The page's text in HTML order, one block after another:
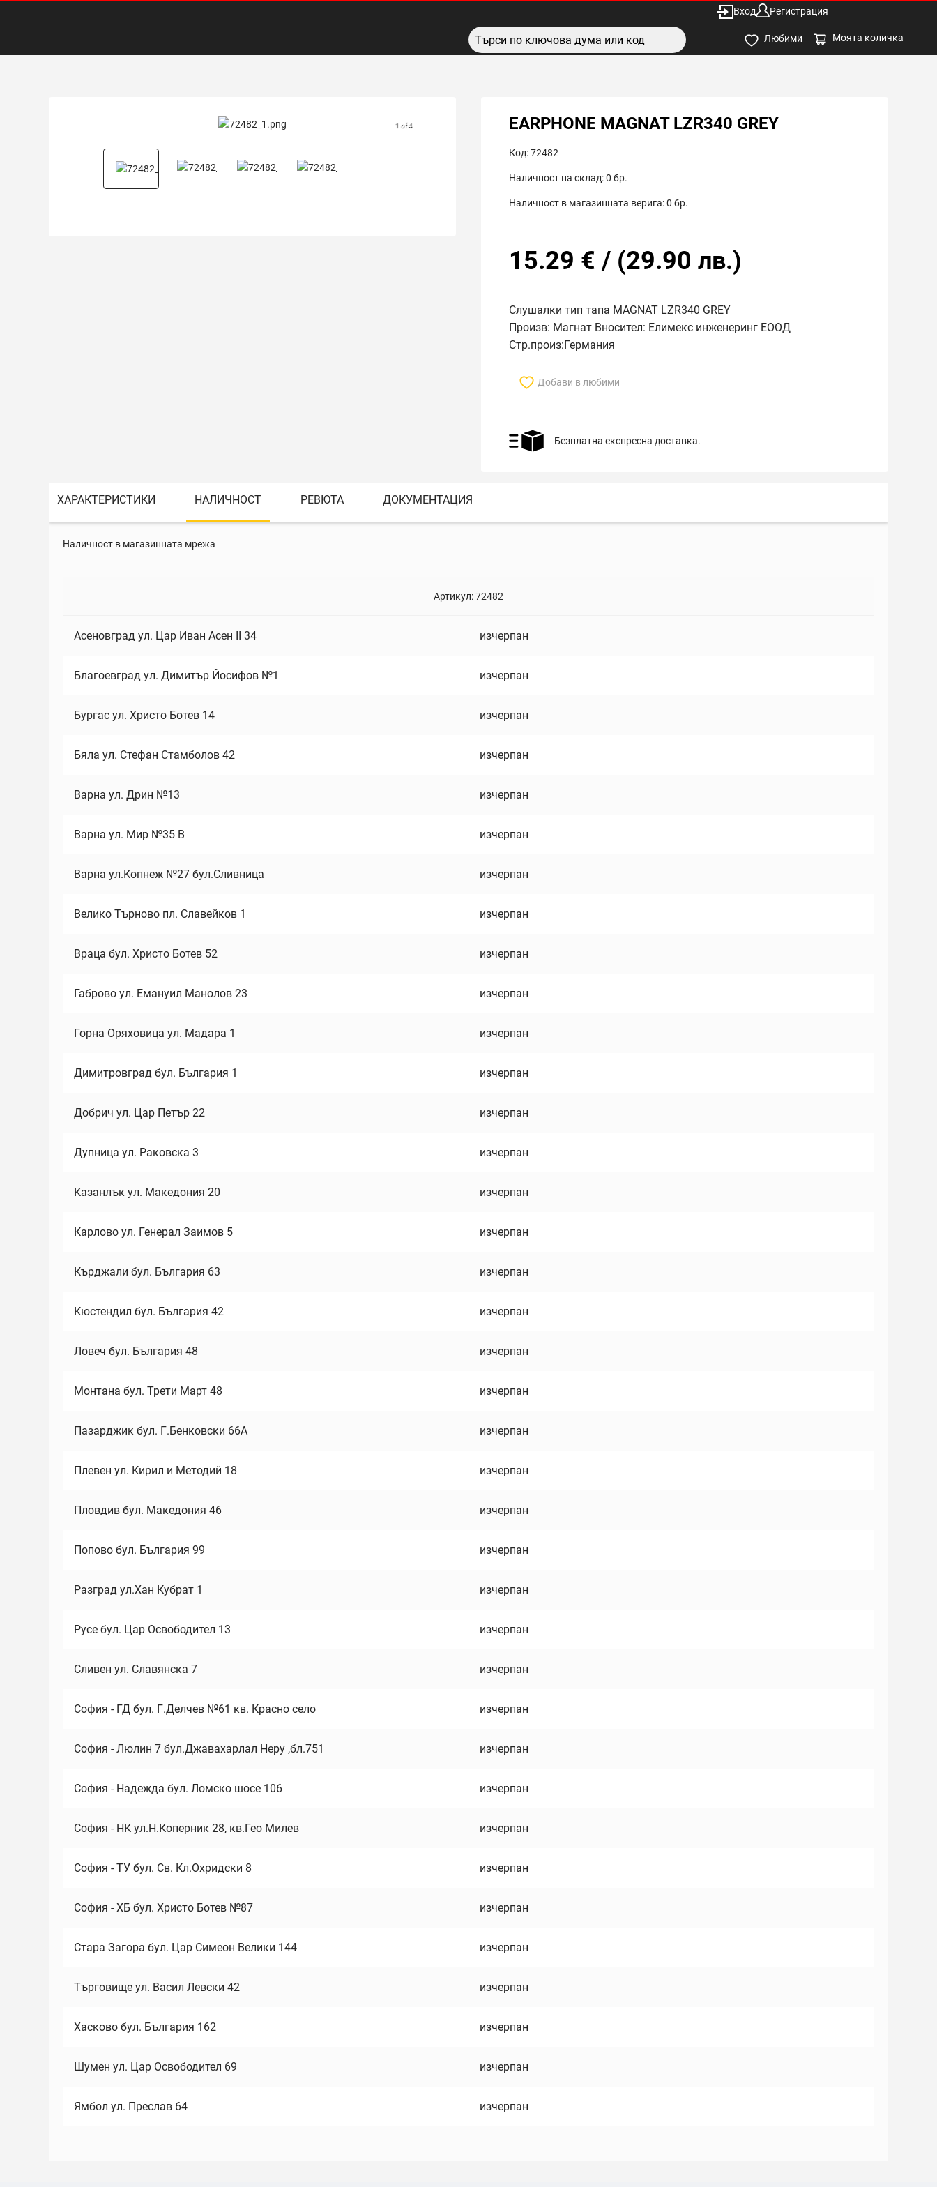
Вход Регистрация
Любими Моята количка
1 of 4 EARPHONE MAGNAT LZR340 GREY
Код:72482
Наличност на склад:0 бр.
Наличност в магазинната верига:0 бр.
15.29 € / (29.90 лв.)
Слушалки тип тапа MAGNAT LZR340 GREY
Произв: Магнат Вносител: Елимекс инженеринг ЕООД
Стр.произ:Германия
Добави в любими
Безплатна експресна доставка.
ХАРАКТЕРИСТИКИ НАЛИЧНОСТ РЕВЮТА ДОКУМЕНТАЦИЯ
Наличност в магазинната мрежа
Артикул:72482
Асеновград ул. Цар Иван Асен II 34 изчерпан
Благоевград ул. Димитър Йосифов №1 изчерпан
Бургас ул. Христо Ботев 14 изчерпан
Бяла ул. Стефан Стамболов 42 изчерпан
Варна ул. Дрин №13 изчерпан
Варна ул. Мир №35 В изчерпан
Варна ул.Копнеж №27 бул.Сливница изчерпан
Велико Търново пл. Славейков 1 изчерпан
Враца бул. Христо Ботев 52 изчерпан
Габрово ул. Емануил Манолов 23 изчерпан
Горна Оряховица ул. Мадара 1 изчерпан
Димитровград бул. България 1 изчерпан
Добрич ул. Цар Петър 22 изчерпан
Дупница ул. Раковска 3 изчерпан
Казанлък ул. Македония 20 изчерпан
Карлово ул. Генерал Заимов 5 изчерпан
Кърджали бул. България 63 изчерпан
Кюстендил бул. България 42 изчерпан
Ловеч бул. България 48 изчерпан
Монтана бул. Трети Март 48 изчерпан
Пазарджик бул. Г.Бенковски 66А изчерпан
Плевен ул. Кирил и Методий 18 изчерпан
Пловдив бул. Македония 46 изчерпан
Попово бул. България 99 изчерпан
Разград ул.Хан Кубрат 1 изчерпан
Русе бул. Цар Освободител 13 изчерпан
Сливен ул. Славянска 7 изчерпан
София - ГД бул. Г.Делчев №61 кв. Красно село изчерпан
София - Люлин 7 бул.Джавахарлал Неру ,бл.751 изчерпан
София - Надежда бул. Ломско шосе 106 изчерпан
София - НК ул.Н.Коперник 28, кв.Гео Милев изчерпан
София - ТУ бул. Св. Кл.Охридски 8 изчерпан
София - ХБ бул. Христо Ботев №87 изчерпан
Стара Загора бул. Цар Симеон Велики 144 изчерпан
Търговище ул. Васил Левски 42 изчерпан
Хасково бул. България 162 изчерпан
Шумен ул. Цар Освободител 69 изчерпан
Ямбол ул. Преслав 64 изчерпан